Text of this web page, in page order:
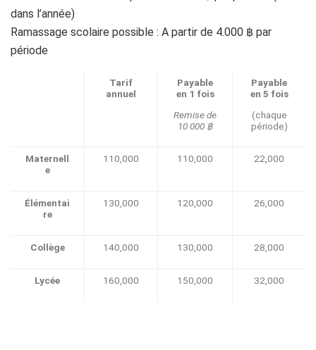
dans l’année)
Ramassage scolaire possible : A partir de 4.000 ฿ par
période
Tarif
annuel
Payable
en 1 fois
Remise de
10 000 ฿
Payable
en 5 fois
(chaque
période)
Maternell
e
110,000 110,000 22,000
Élémentai
re
130,000 120,000 26,000
Collège 140,000 130,000 28,000
Lycée 160,000 150,000 32,000